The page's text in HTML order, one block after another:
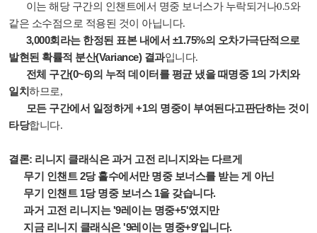
이는 해당 구간의 인챈트에서 명중 보너스가 누락되거나0.5와
같은 소수점으로 적용된 것이 아닙니다.
3,000회라는 한정된 표본 내에서 ±1.75%의 오차가극단적으로
발현된 확률적 분산(Variance) 결과입니다.
전체 구간(0~6)의 누적 데이터를 평균 냈을 때명중 1의 가치와
일치하므로,
모든 구간에서 일정하게 +1의 명중이 부여된다고판단하는 것이
타당합니다.
결론: 리니지 클래식은 과거 고전 리니지와는 다르게
무기 인챈트 2당 홀수에서만 명중 보너스를 받는 게 아닌
무기 인챈트 1당 명중 보너스 1을 갖습니다.
과거 고전 리니지는 '9레이는 명중+5'였지만
지금 리니지 클래식은 '9레이는 명중+9'입니다.